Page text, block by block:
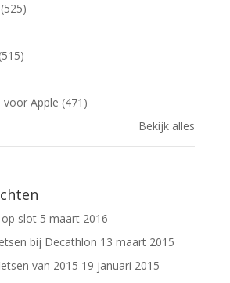
Apple (471)
Bekijk alles
slot 5 maart 2016
bij Decathlon 13 maart 2015
van 2015 19 januari 2015